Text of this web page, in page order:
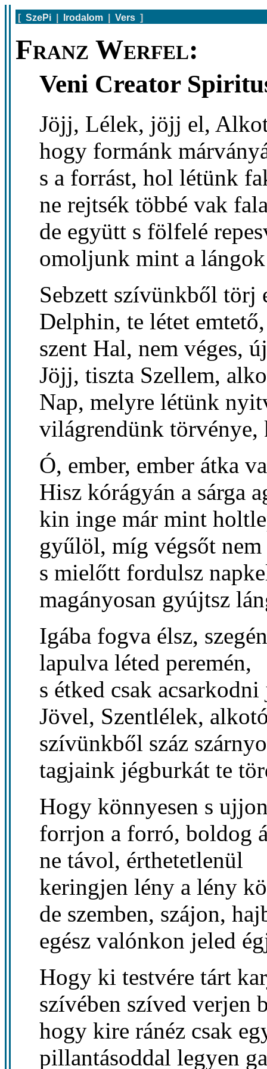
[ SzePi Irodalom Vers ]
Franz Werfel:
Veni Creator
Jöjj, Lélek, jöjj el,
hogy formánk
s a forrást, hol létünk
ne rejtsék többé vak
de együtt s fölfelé
omoljunk mint a
Sebzett szívünkből törj
Delphin, te létet emtető,
szent Hal, nem véges,
Jöjj, tiszta Szellem,
Nap, melyre létünk
világrendünk
Ó, ember, ember átka
Hisz kórágyán a sárga
kin inge már mint
gyűlöl, míg végsőt
s mielőtt fordulsz
magányosan gyújtsz
Igába fogva élsz,
lapulva léted peremén,
s étked csak
Jövel, Szentlélek,
szívünkből száz
tagjaink jégburkát te
Hogy könnyesen s
forrjon a forró, boldog
ne távol, érthetetlenül
keringjen lény a lény
de szemben, szájon,
egész valónkon jeled
Hogy ki testvére tárt
szívében szíved verjen
hogy kire ránéz csak
pillantásoddal legyen